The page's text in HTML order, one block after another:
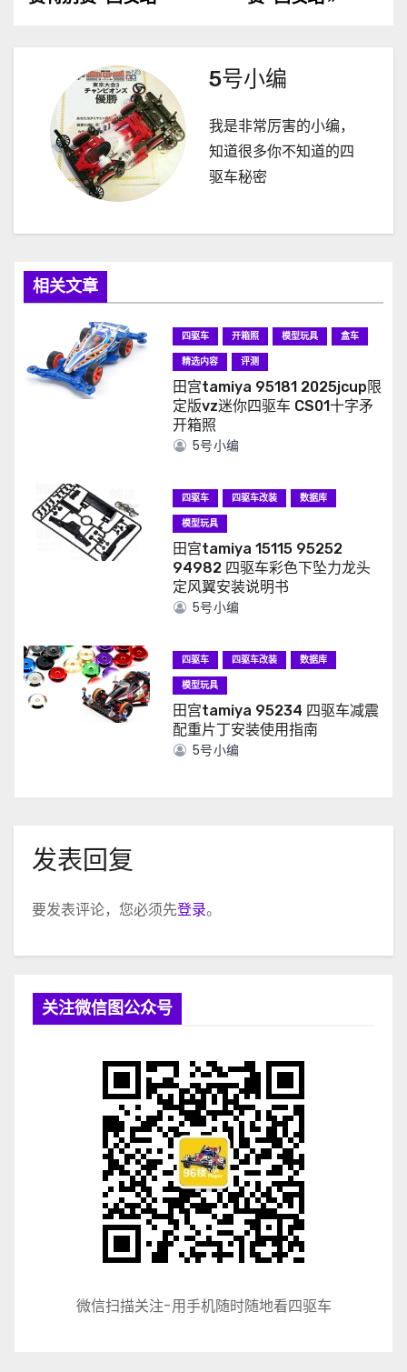
5号小编
我是非常厉害的小编，
知道很多你不知道的四
驱车秘密
相关文章
四驱车 开箱照 模型玩具
盒车
精选内容
评测
田宫tamiya 95181 2025jcup限
定版vz迷你四驱车 CS01十字矛
开箱照
5号小编
四驱车 四驱车改装
数据库
模型玩具
田宫tamiya 15115 95252
94982 四驱车彩色下坠力龙头
定风翼安装说明书
5号小编
四驱车 四驱车改装
数据库
模型玩具
田宫tamiya 95234 四驱车减震
配重片丁安装使用指南
5号小编
发表回复
要发表评论，您必须先登录。
关注微信图公众号
微信扫描关注-用手机随时随地看四驱车